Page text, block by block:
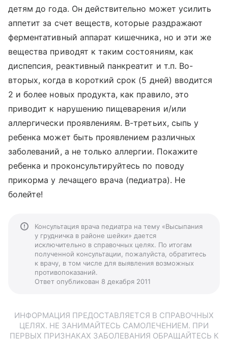
детям до года. Он действительно может усилить
аппетит за счет веществ, которые раздражают
ферментативный аппарат кишечника, но и эти же
вещества приводят к таким состояниям, как
диспепсия, реактивный панкреатит и т.п. Во-
вторых, когда в короткий срок (5 дней) вводится
2 и более новых продукта, как правило, это
приводит к нарушению пищеварения и/или
аллергически проявлениям. В-третьих, сыпь у
ребенка может быть проявлением различных
заболеваний, а не только аллергии. Покажите
ребенка и проконсультируйтесь по поводу
прикорма у лечащего врача (педиатра). Не
болейте!
Консультация врача педиатра на тему «Высыпания
у грудничка в районе шейки» дается
исключительно в справочных целях. По итогам
полученной консультации, пожалуйста, обратитесь
к врачу, в том числе для выявления возможных
противопоказаний.
Ответ опубликован 8 декабря 2011
ИНФОРМАЦИЯ ПРЕДОСТАВЛЯЕТСЯ В СПРАВОЧНЫХ
ЦЕЛЯХ. НЕ ЗАНИМАЙТЕСЬ САМОЛЕЧЕНИЕМ. ПРИ
ПЕРВЫХ ПРИЗНАКАХ ЗАБОЛЕВАНИЯ ОБРАЩАЙТЕСЬ К